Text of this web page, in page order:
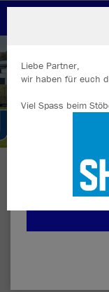
Herzlich
Liebe Partner,
wir haben für euch
Viel Spass beim
Wir verwenden
Durch die
Inhalte anzeigen
zu den Cookies